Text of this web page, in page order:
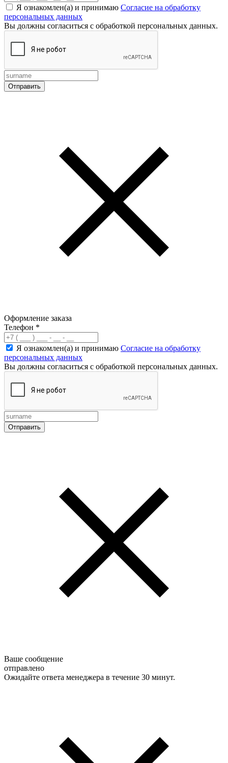
Я ознакомлен(а) и принимаю Согласие на обработку
персональных данных
Вы должны согласиться с обработкой персональных данных.
Оформление заказа
Телефон *
Я ознакомлен(а) и принимаю Согласие на обработку
персональных данных
Вы должны согласиться с обработкой персональных данных.
Ваше сообщение
отправлено
Ожидайте ответа менеджера в течение 30 минут.